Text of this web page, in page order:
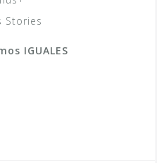
Stories
IGUALES